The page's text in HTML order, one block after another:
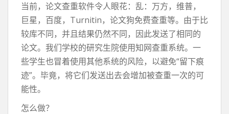
当前，论文查重软件令人眼花：乱：万方，维普，
巨星，百度，Turnitin，论文狗免费查重等。由于比
较库不同，并且结果仍然不同，因此发送了相同的
论文。我们学校的研究生院使用知网查重系统。一
些学生也冒着使用其他系统的风险，以避免“留下痕
迹”。毕竟，将它们发送出去会增加被查重一次的可
能性。
怎么做？